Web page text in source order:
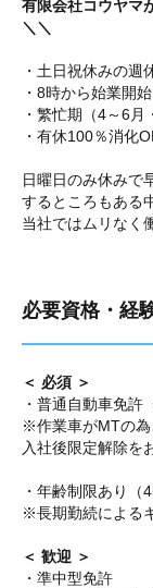
有限会社コウヤマ
＼＼
・土日祝休みの週
・8時から始業開
・繁忙期（4～6
・有休100％消化
日曜日のみ休みで
するところもある
当社ではムリなく
必要資格・経
＜ 必須 ＞
・普通自動車免許
※作業車がMTの為
入社後限定解除を
・年齢制限あり（
※長期勤続による
＜ 歓迎 ＞
・準中型免許